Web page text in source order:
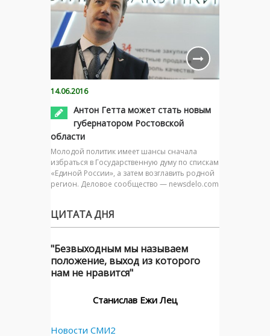
14.06.2016
Антон Гетта может стать новым
губернатором Ростовской
области
Молодой политик имеет шансы сначала
избраться в Государственную думу по спискам
«Единой России», а затем возглавить родной
регион. Деловое сообщество — newsdelo.com
ЦИТАТА ДНЯ
"Безвыходным мы называем
положение, выход из которого
нам не нравится"
Станислав Ежи Лец
Новости СМИ2